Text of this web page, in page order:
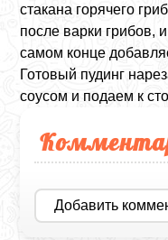
стакана горячего
после варки грибов,
самом конце
Готовый пудинг
соусом и подаем к
Добавить